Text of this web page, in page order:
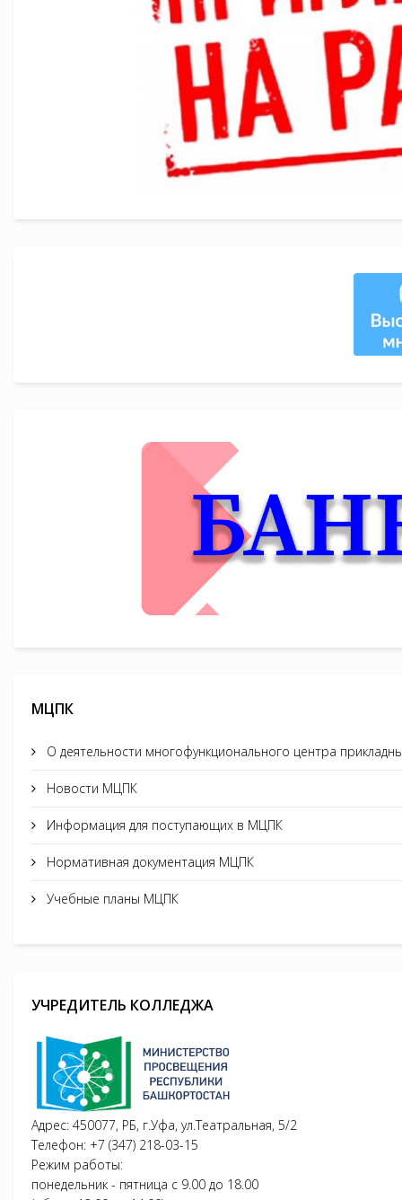
МЦПК
О деятельности многофункционального центра
Новости МЦПК
Информация для поступающих в МЦПК
Нормативная документация МЦПК
Учебные планы МЦПК
УЧРЕДИТЕЛЬ КОЛЛЕДЖА
Адрес: 450077, РБ, г.Уфа, ул.Театральная, 5/2
Телефон: +7 (347) 218-03-15
Режим работы:
понедельник - пятница с 9.00 до 18.00